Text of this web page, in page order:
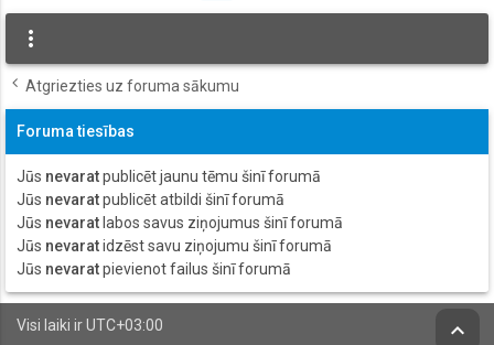
more_vert
Atgriezties uz foruma sākumu
Foruma tiesības
Jūs nevaratpublicēt jaunu tēmu šinī forumā
Jūs nevaratpublicēt atbildi šinī forumā
Jūs nevarat labos savus ziņojumus šinī forumā
Jūs nevaratidzēst savu ziņojumu šinī forumā
Jūs nevaratpievienot failus šinī forumā
Visi laiki irUTC+03:00 keyboard_arrow_up